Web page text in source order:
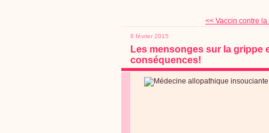
<< Vaccin contre
8 février 2015
Les mensonges sur la grippe
conséquences!